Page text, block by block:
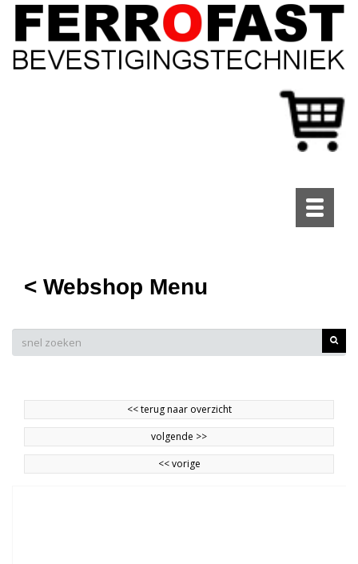
Toggle
< Webshop Menu
<<terug naar overzicht
volgende >>
<<vorige